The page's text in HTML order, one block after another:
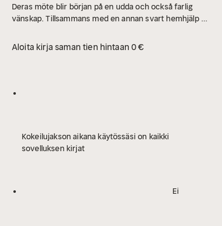
Deras möte blir början på en udda och också farlig
vänskap. Tillsammans med en annan svart hemhjälp –
Skeeter och Aibileen för att skriva en bok som skildrar
verkligheten i staden som de kallar Niceville. De
och hopp. Arbetet med boken kommer att förändra
Aloita kirja saman tien hintaan 0 €
Kokeilujakson aikana käytössäsi on kaikki
sovelluksen kirjat
Ei